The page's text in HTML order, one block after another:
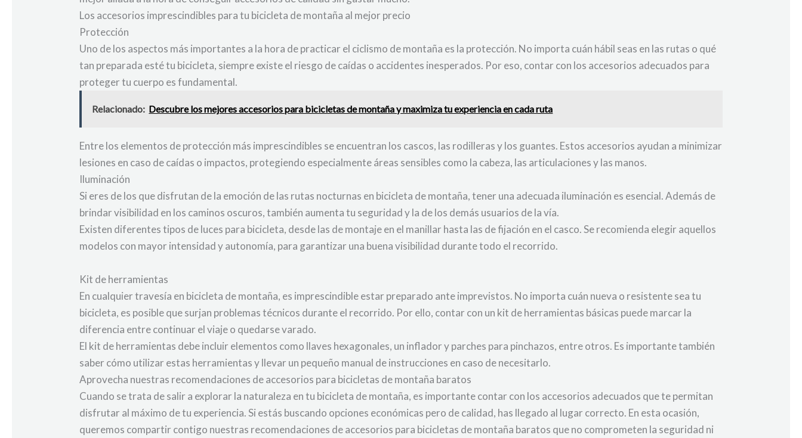
Los accesorios imprescindibles para tu bicicleta de montaña al mejor precio
Protección
Uno de los aspectos más importantes a la hora de practicar el ciclismo de montaña es la protección. No importa cuán hábil seas en las rutas o qué
tan preparada esté tu bicicleta, siempre existe el riesgo de caídas o accidentes inesperados. Por eso, contar con los accesorios adecuados para
proteger tu cuerpo es fundamental.
Relacionado: Descubre los mejores accesorios para bicicletas de montaña y maximiza tu experiencia en cada ruta
Entre los elementos de protección más imprescindibles se encuentran los cascos, las rodilleras y los guantes. Estos accesorios ayudan a minimizar
lesiones en caso de caídas o impactos, protegiendo especialmente áreas sensibles como la cabeza, las articulaciones y las manos.
Iluminación
Si eres de los que disfrutan de la emoción de las rutas nocturnas en bicicleta de montaña, tener una adecuada iluminación es esencial. Además de
brindar visibilidad en los caminos oscuros, también aumenta tu seguridad y la de los demás usuarios de la vía.
Existen diferentes tipos de luces para bicicleta, desde las de montaje en el manillar hasta las de fijación en el casco. Se recomienda elegir aquellos
modelos con mayor intensidad y autonomía, para garantizar una buena visibilidad durante todo el recorrido.
Kit de herramientas
En cualquier travesía en bicicleta de montaña, es imprescindible estar preparado ante imprevistos. No importa cuán nueva o resistente sea tu
bicicleta, es posible que surjan problemas técnicos durante el recorrido. Por ello, contar con un kit de herramientas básicas puede marcar la
diferencia entre continuar el viaje o quedarse varado.
El kit de herramientas debe incluir elementos como llaves hexagonales, un inflador y parches para pinchazos, entre otros. Es importante también
saber cómo utilizar estas herramientas y llevar un pequeño manual de instrucciones en caso de necesitarlo.
Aprovecha nuestras recomendaciones de accesorios para bicicletas de montaña baratos
Cuando se trata de salir a explorar la naturaleza en tu bicicleta de montaña, es importante contar con los accesorios adecuados que te permitan
disfrutar al máximo de tu experiencia. Si estás buscando opciones económicas pero de calidad, has llegado al lugar correcto. En esta ocasión,
queremos compartir contigo nuestras recomendaciones de accesorios para bicicletas de montaña baratos que no comprometen la seguridad ni